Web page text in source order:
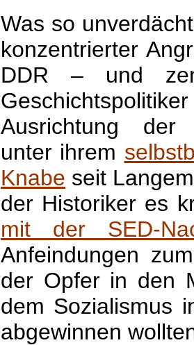
Was so
konzentrierter
DDR – und
Ausrichtung der
unter ihrem
Knabe seit
der Historiker es
mit der SED-
Anfeindungen
der Opfer in den
dem Sozialismus
abgewinnen